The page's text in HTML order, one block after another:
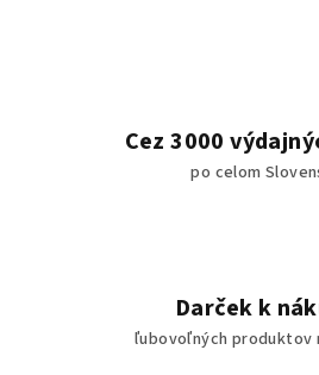
Cez 3000
po celom
Darček k
ľubovoľných produktov